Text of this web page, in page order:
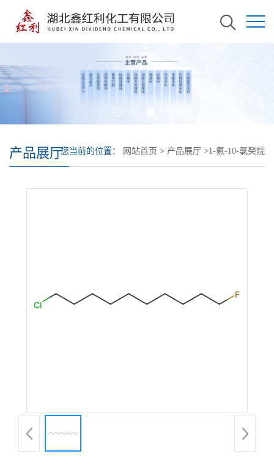
产品展厅您当前的位置： 网站首页 > 产品展厅 >1-氟-10-氯癸烷